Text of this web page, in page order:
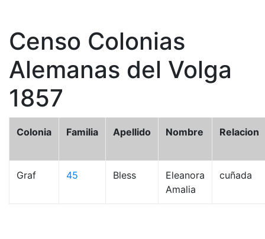
Censo Colonias
Alemanas del Volga
1857
Colonia Familia Apellido Nombre Relacion
Graf 45 Bless
Eleanora
Amalia
cuñada